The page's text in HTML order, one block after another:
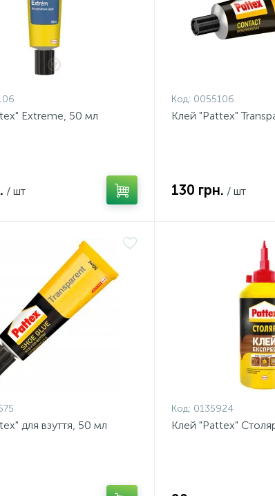
Extreme, 50 мл
/ шт
Код: 0055106
Клей "Pattex"
130 грн. / шт
для взуття, 50 мл
Код: 0135924
Клей "Pattex"